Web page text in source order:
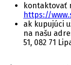
kontaktovať
https://
ak kupujúci
na našu
51, 082 71
a) tovar